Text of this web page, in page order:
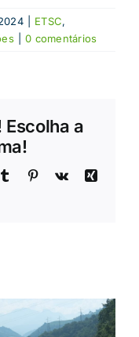
ETSC,
0 comentários
a
Tumblr Pinterest
Vk
Xing
Crianças